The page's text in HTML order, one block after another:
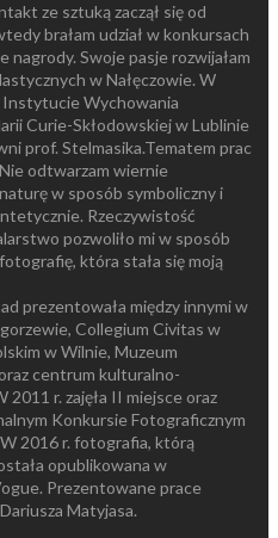
ze sztuką zaczął się od
brałam udział w konkursach
nagrody. Swoje pasje rozwijałam
w Nałęczowie. W
Instytucie Wychowania
Curie-Skłodowskiej w Lublinie
prof. Stelmasika.Tematem prac
odtwarzam wiernie
w sposób symboliczny i
Rzeczywistość
pozwoliło mi w sposób
która stała się moją
prezentowała między innymi w
Collegium Civitas w
w Wilnie, Muzeum
centrum kulturalno-
2011 r. zajęła II miejsce oraz
Konkursie Fotograficznym
2016 r. fotografia, którą
opublikowana w
Prezentowane prace
Matyjasa.